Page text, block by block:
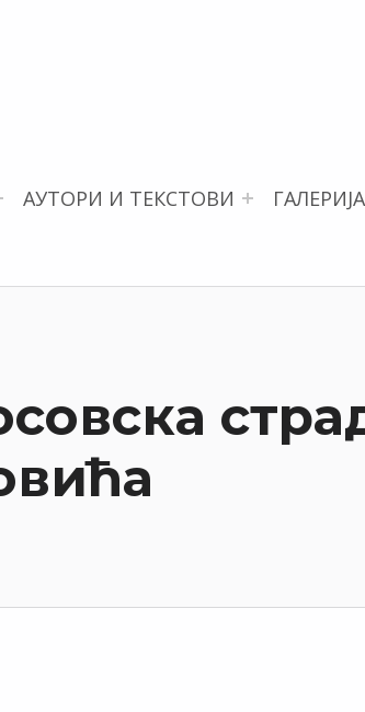
АУТОРИ И ТЕКСТОВИ ГАЛЕРИЈА